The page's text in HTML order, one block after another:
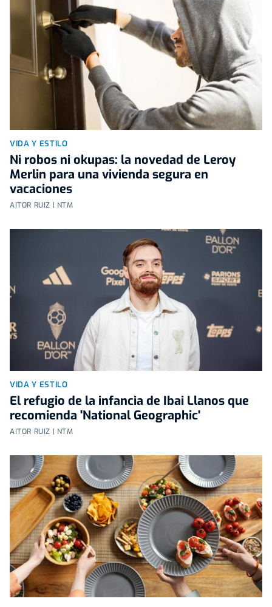
VIDA Y ESTILO
Ni robos ni okupas: la novedad de Leroy
Merlin para una vivienda segura en
vacaciones
AITOR RUIZ | NTM
VIDA Y ESTILO
El refugio de la infancia de Ibai Llanos que
recomienda 'National Geographic'
AITOR RUIZ | NTM